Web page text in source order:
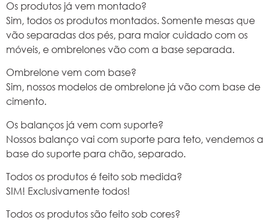
Os produtos já vem montado?
Sim, todos os produtos montados. Somente mesas que
vão separadas dos pés, para maior cuidado com os
móveis, e ombrelones vão com a base separada.
Ombrelone vem com base?
Sim, nossos modelos de ombrelone já vão com base de
cimento.
Os balanços já vem com suporte?
Nossos balanço vai com suporte para teto, vendemos a
base do suporte para chão, separado.
Todos os produtos é feito sob medida?
SIM! Exclusivamente todos!
Todos os produtos são feito sob cores?